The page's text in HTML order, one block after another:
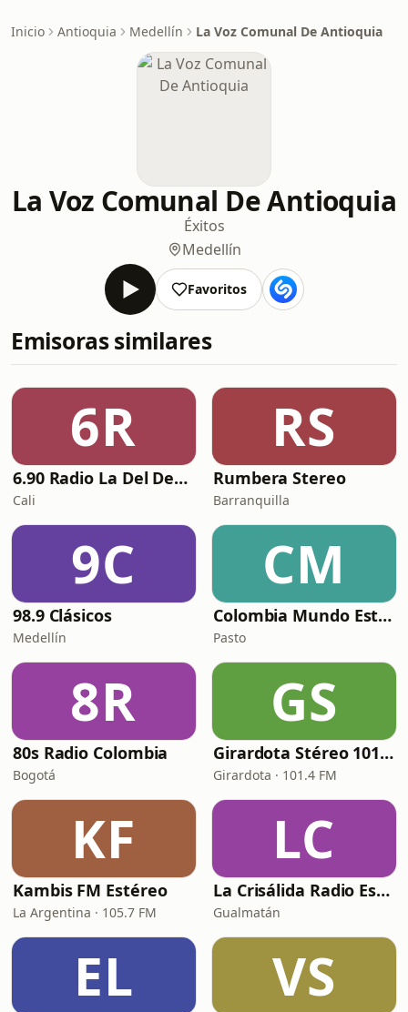
Inicio Antioquia Medellín La Voz Comunal De Antioquia
La Voz Comunal De Antioquia
Éxitos
Medellín
Favoritos
Emisoras similares
6R
6.90 Radio La Del Despecho
Cali
RS
Rumbera Stereo
Barranquilla
9C
98.9 Clásicos
Medellín
CM
Colombia Mundo Estéreo
Pasto
8R
80s Radio Colombia
Bogotá
GS
Girardota Stéreo 101.4 FM
Girardota · 101.4 FM
KF
Kambis FM Estéreo
La Argentina · 105.7 FM
LC
La Crisálida Radio Escolar
Gualmatán
EL VS